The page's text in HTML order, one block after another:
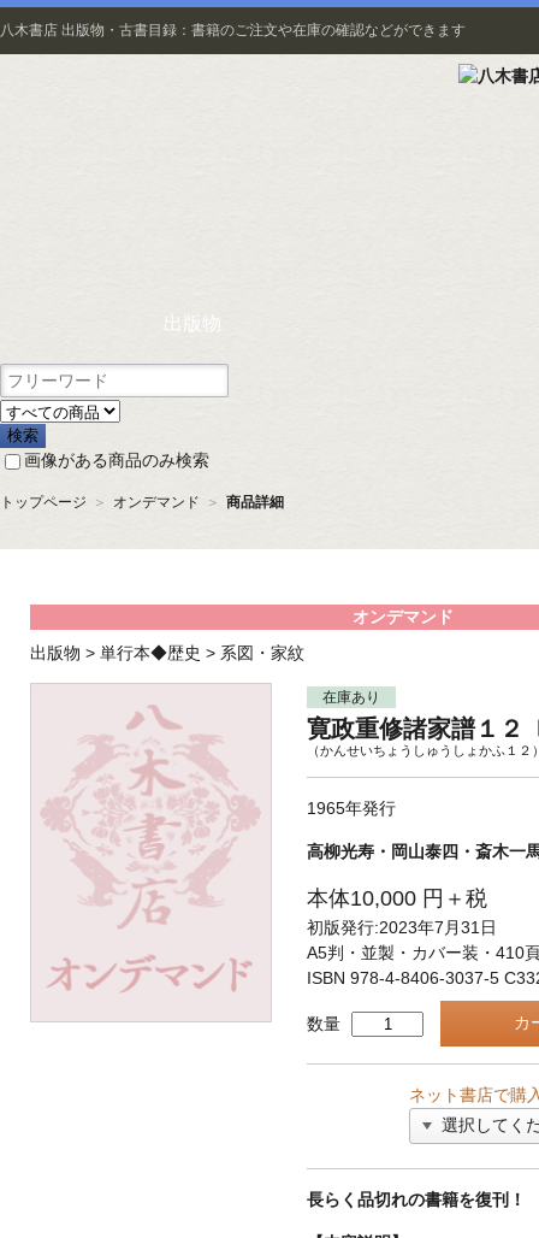
八木書店 出版物・古書目録：書籍のご注文や在庫の確認などができます
出版物
画像がある商品のみ検索
トップページ ＞ オンデマンド ＞ 商品詳細
オンデマンド
出版物 > 単行本◆歴史 > 系図・家紋
在庫あり
寛政重修諸家譜１２
（かんせいちょうしゅうしょかふ１２
1965年発行
高柳光寿・岡山泰四・斎木一
本体10,000 円＋税
初版発行:2023年7月31日
A5判・並製・カバー装・410
ISBN 978-4-8406-3037-5
数量
ネット書店で購
長らく品切れの書籍を復刊！